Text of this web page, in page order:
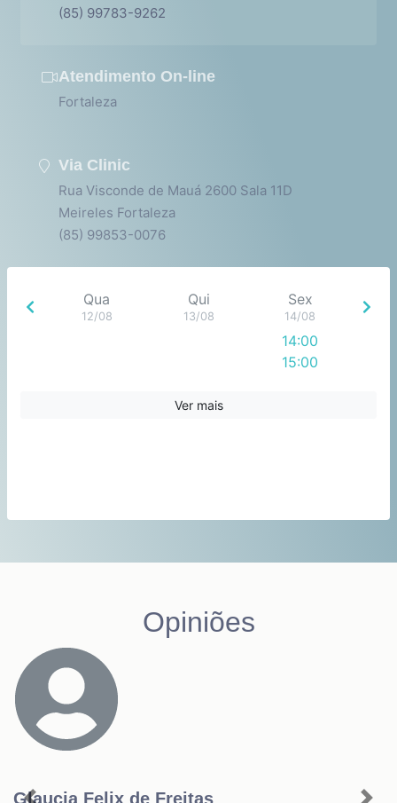
(85) 99783-9262
Atendimento On-line
Fortaleza
Via Clinic
Rua Visconde de Mauá 2600 Sala 11D
Meireles Fortaleza
(85) 99853-0076
Qua
12/08
Qui
13/08
Sex
14/08
14:00
15:00
Ver mais
Opiniões
Glaucia Felix de Freitas